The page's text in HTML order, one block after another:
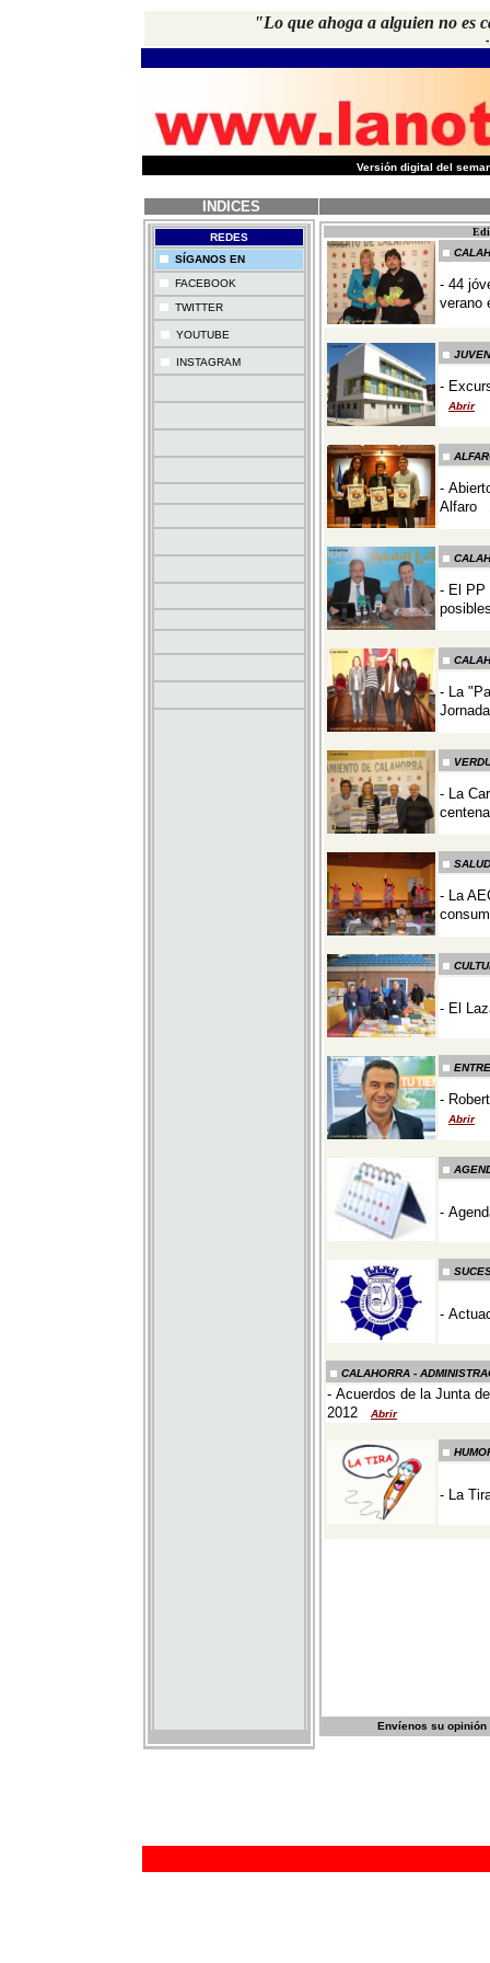
"Lo que ahoga a alguien no es
Versión digital del
INDICES
Envíenos su